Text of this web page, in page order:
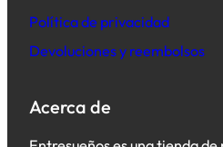
Política de privacidad
Devoluciones y reembolsos
Acerca de